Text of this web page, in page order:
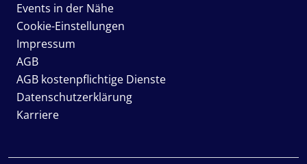
Events in der Nähe
Cookie-Einstellungen
Impressum
AGB
AGB kostenpflichtige Dienste
Datenschutzerklärung
Karriere